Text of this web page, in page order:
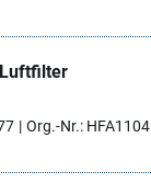
Luftfilter
Org.-Nr.: HFA1104